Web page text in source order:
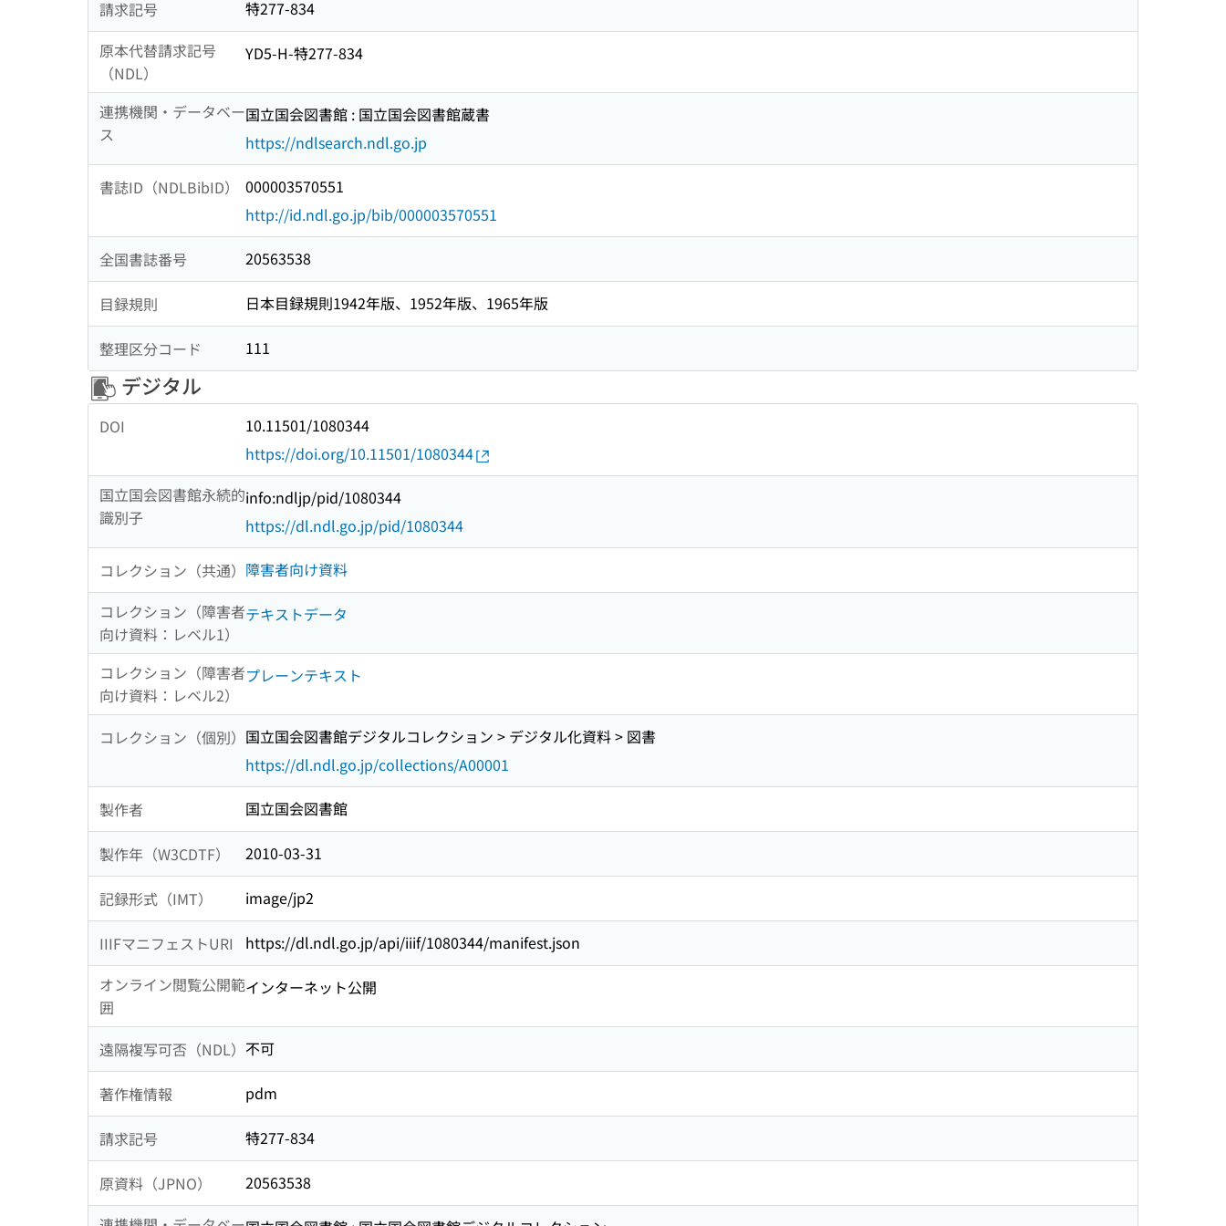
請求記号
特277-834
原本代替請求記号
（NDL）
YD5-H-特277-834
連携機関・データベー
ス
国立国会図書館 : 国立国会図書館蔵書
https://ndlsearch.ndl.go.jp
書誌ID（NDLBibID）
000003570551
http://id.ndl.go.jp/bib/000003570551
全国書誌番号 20563538
目録規則 日本目録規則1942年版、1952年版、1965年版
整理区分コード 111
デジタル
DOI
10.11501/1080344
https://doi.org/10.11501/1080344
国立国会図書館永続的
識別子
info:ndljp/pid/1080344
https://dl.ndl.go.jp/pid/1080344
コレクション（共通） 障害者向け資料
コレクション（障害者
向け資料：レベル1）
テキストデータ
コレクション（障害者
向け資料：レベル2）
プレーンテキスト
コレクション（個別） 国立国会図書館デジタルコレクション > デジタル化資料 > 図書
https://dl.ndl.go.jp/collections/A00001
製作者 国立国会図書館
製作年（W3CDTF） 2010-03-31
記録形式（IMT） image/jp2
IIIFマニフェストURI
https://dl.ndl.go.jp/api/iiif/1080344/manifest.json
オンライン閲覧公開範
囲
インターネット公開
遠隔複写可否（NDL） 不可
著作権情報 pdm
請求記号 特277-834
原資料（JPNO）
20563538